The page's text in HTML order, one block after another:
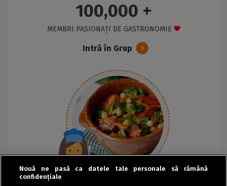
100,000 +
MEMBRI PASIONAȚI DE GASTRONOMIE
Intră în Grup
Nouă ne pasă ca datele tale personale să rămână
confidențiale